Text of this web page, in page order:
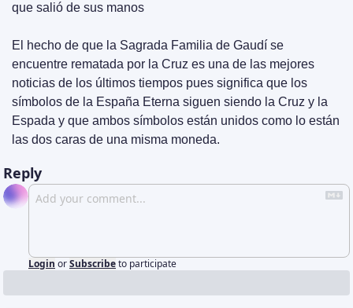
que salió de sus manos
El hecho de que la Sagrada Familia de Gaudí se
encuentre rematada por la Cruz es una de las mejores
noticias de los últimos tiempos pues significa que los
símbolos de la España Eterna siguen siendo la Cruz y la
Espada y que ambos símbolos están unidos como lo están
las dos caras de una misma moneda.
Reply
Login orSubscribeto participate